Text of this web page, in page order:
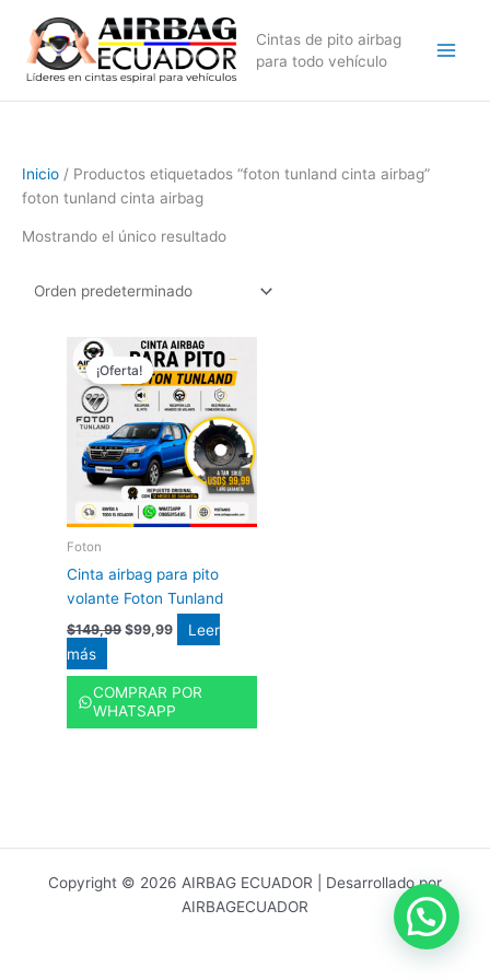
contenido
Cintas de pito airbag
para todo vehículo
Inicio / Productos etiquetados “foton tunland cinta airbag”
foton tunland cinta airbag
Mostrando el único resultado
¡Oferta!
Foton
Cinta airbag para pito
volante Foton Tunland
$149,99
precio
original
era:
$149,99.
$99,99
El
precio
actual
es:
$99,99.
Leer
más
COMPRAR POR
WHATSAPP
Copyright © 2026 AIRBAG ECUADOR | Desarrollado por
AIRBAGECUADOR